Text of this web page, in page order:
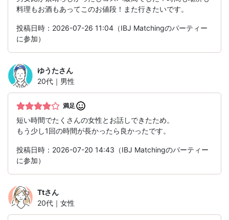
料理もお酒もあってこのお値段！また行きたいです。
投稿日時：2026-07-26 11:04（IBJ Matchingのパーティー
に参加）
ゆうたさん
20代｜男性
満足
短い時間でたくさんの女性とお話しできたため。
もう少し1回の時間が長かったら良かったです。
投稿日時：2026-07-20 14:43（IBJ Matchingのパーティー
に参加）
Ttさん
20代｜女性